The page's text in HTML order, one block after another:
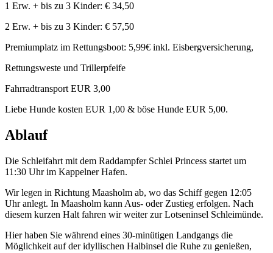
1 Erw. + bis zu 3 Kinder: € 34,50
2 Erw. + bis zu 3 Kinder: € 57,50
Premiumplatz im Rettungsboot: 5,99€ inkl. Eisbergversicherung,
Rettungsweste und Trillerpfeife
Fahrradtransport EUR 3,00
Liebe Hunde kosten EUR 1,00 & böse Hunde EUR 5,00.
Ablauf
Die Schleifahrt mit dem Raddampfer Schlei Princess startet um
11:30 Uhr im Kappelner Hafen.
Wir legen in Richtung Maasholm ab, wo das Schiff gegen 12:05
Uhr anlegt. In Maasholm kann Aus- oder Zustieg erfolgen. Nach
diesem kurzen Halt fahren wir weiter zur Lotseninsel Schleimünde.
Hier haben Sie während eines 30-minütigen Landgangs die
Möglichkeit auf der idyllischen Halbinsel die Ruhe zu genießen,